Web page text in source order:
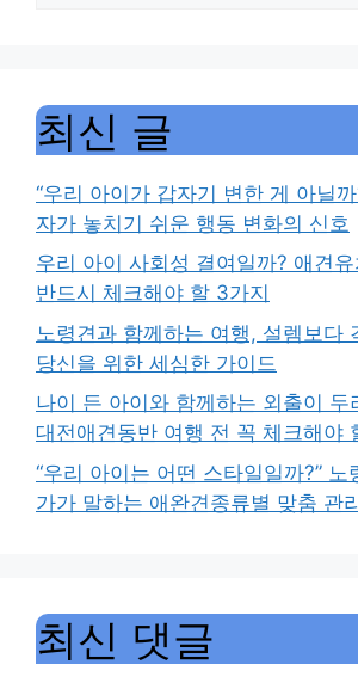
최신 글
“우리 아이가 갑자기 변한 게 아닐
자가 놓치기 쉬운 행동 변화의 신호
우리 아이 사회성 결여일까? 애견
반드시 체크해야 할 3가지
노령견과 함께하는 여행, 설렘보다
당신을 위한 세심한 가이드
나이 든 아이와 함께하는 외출이 두
대전애견동반 여행 전 꼭 체크해야
“우리 아이는 어떤 스타일일까?” 노
가가 말하는 애완견종류별 맞춤 관
최신 댓글